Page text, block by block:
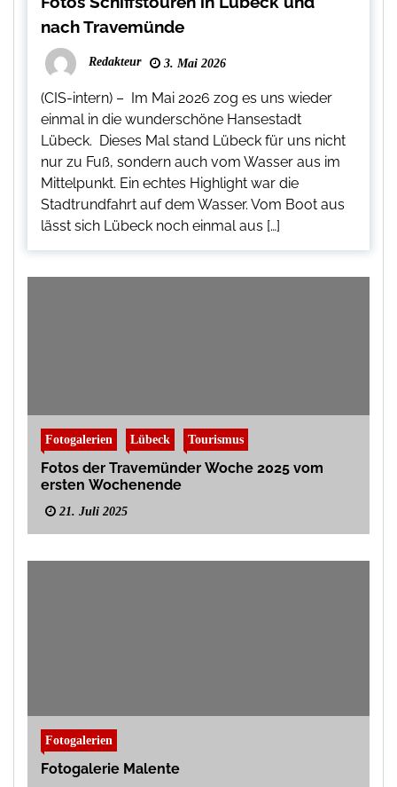
nach Travemünde
Redakteur 3. Mai 2026
(CIS-intern) – Im Mai 2026 zog es uns wieder
einmal in die wunderschöne Hansestadt
Lübeck. Dieses Mal stand Lübeck für uns nicht
nur zu Fuß, sondern auch vom Wasser aus im
Mittelpunkt. Ein echtes Highlight war die
Stadtrundfahrt auf dem Wasser. Vom Boot aus
lässt sich Lübeck noch einmal aus […]
Fotogalerien Lübeck Tourismus
Fotos der Travemünder Woche 2025 vom
ersten Wochenende
21. Juli 2025
Fotogalerien
Fotogalerie Malente